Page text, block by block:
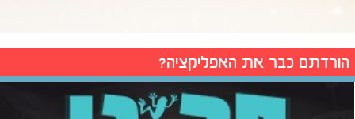
הורדתם כבר את האפליקציה?